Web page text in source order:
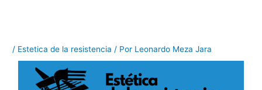
/ Estetica de la resistencia / Por Leonardo Meza Jara